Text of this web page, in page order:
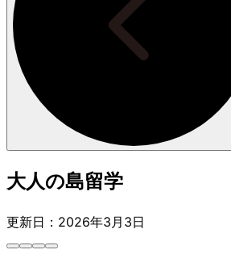
大人の島留学
更新日：2026年3月3日